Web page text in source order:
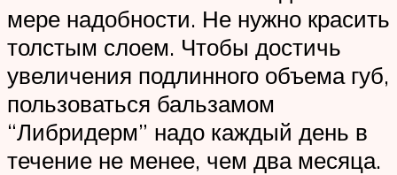
мере надобности. Не нужно красить
толстым слоем. Чтобы достичь
увеличения подлинного объема губ,
пользоваться бальзамом
“Либридерм” надо каждый день в
течение не менее, чем два месяца.